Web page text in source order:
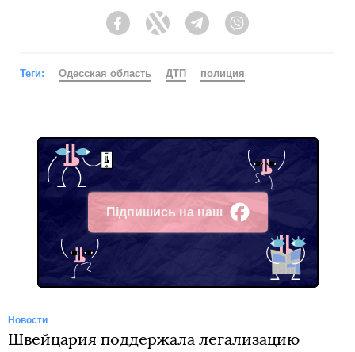
FacebookTwitter Telegram
Теги: Одесская область ДТП полиция
Підпишись на наш
Facebook
Новости
Швейцария поддержала легализацию